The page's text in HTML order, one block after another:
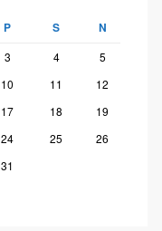
P S N
3 4
5
10 11
12
17 18
19
24 25
26
31